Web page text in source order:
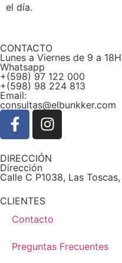
el día.
CONTACTO
Lunes a Viernes de 9 a
Whatsapp
+(598) 97 122 000
+(598) 98 224 813
Email:
consultas@elbunkker.com
DIRECCIÓN
Dirección
Calle C P1038, Las
CLIENTES
Contacto
Preguntas Frecuentes